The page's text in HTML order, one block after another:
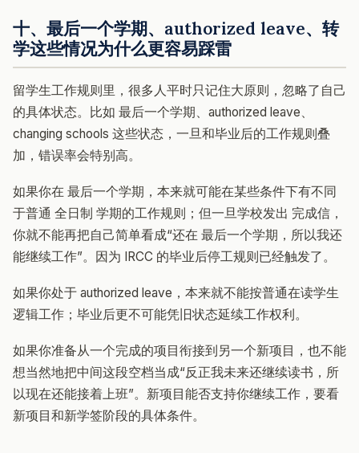
十、最后一个学期、authorized leave、转
学这些情况为什么更容易踩雷
留学生工作规则里，很多人平时只记住大原则，忽略了自己
的具体状态。比如 最后一个学期、authorized leave、
changing schools 这些状态，一旦和毕业后的工作规则叠
加，错误率会特别高。
如果你在 最后一个学期，本来就可能在某些条件下有不同
于普通 全日制 学期的工作规则；但一旦学校发出 完成信，
你就不能再把自己简单看成“还在 最后一个学期，所以我还
能继续工作”。因为 IRCC 的毕业后停工规则已经触发了。
如果你处于 authorized leave，本来就不能按普通在读学生
逻辑工作；毕业后更不可能凭旧状态延续工作权利。
如果你准备从一个完成的项目衔接到另一个新项目，也不能
想当然地把中间这段空档当成“反正我未来还继续读书，所
以现在还能接着上班”。新项目能否支持你继续工作，要看
新项目和新学签阶段的具体条件。